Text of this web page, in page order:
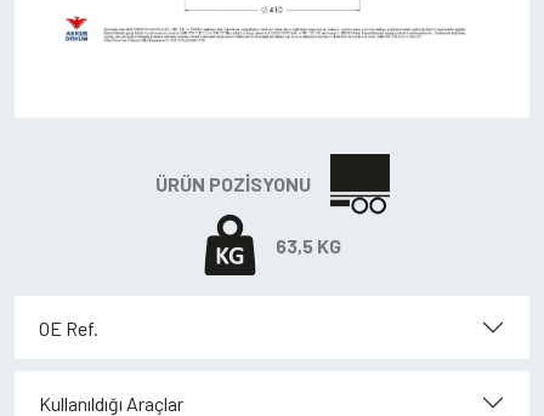
ÜRÜN POZISYONU
63,5 KG
OE Ref.
Kullanıldığı Araçlar